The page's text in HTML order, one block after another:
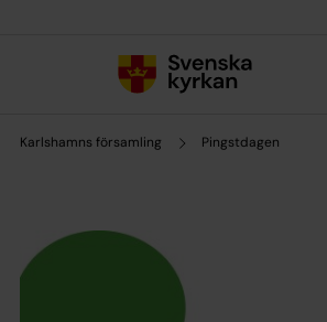
Karlshamns församling Pingstdagen